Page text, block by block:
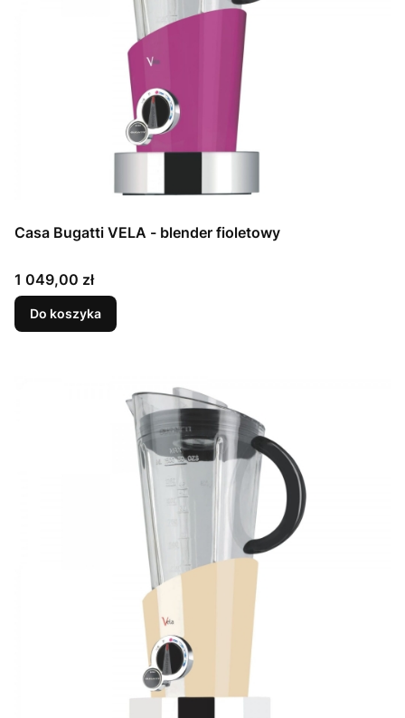
Casa Bugatti VELA - blender fioletowy
Cena
1 049,00 zł
Do koszyka